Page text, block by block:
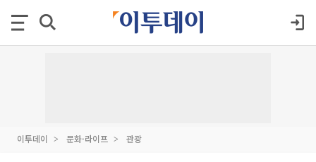
이투데이 문화·라이프 관광